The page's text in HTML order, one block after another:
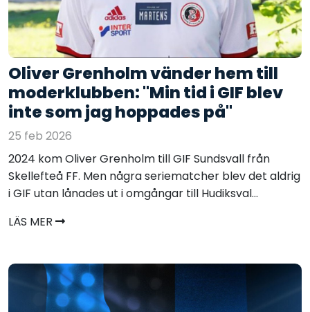
Oliver Grenholm vänder hem till
moderklubben: "Min tid i GIF blev
inte som jag hoppades på"
25 feb 2026
2024 kom Oliver Grenholm till GIF Sundsvall från
Skellefteå FF. Men några seriematcher blev det aldrig
i GIF utan lånades ut i omgångar till Hudiksval...
LÄS MER